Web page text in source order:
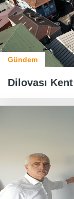
Gündem
Dilovası